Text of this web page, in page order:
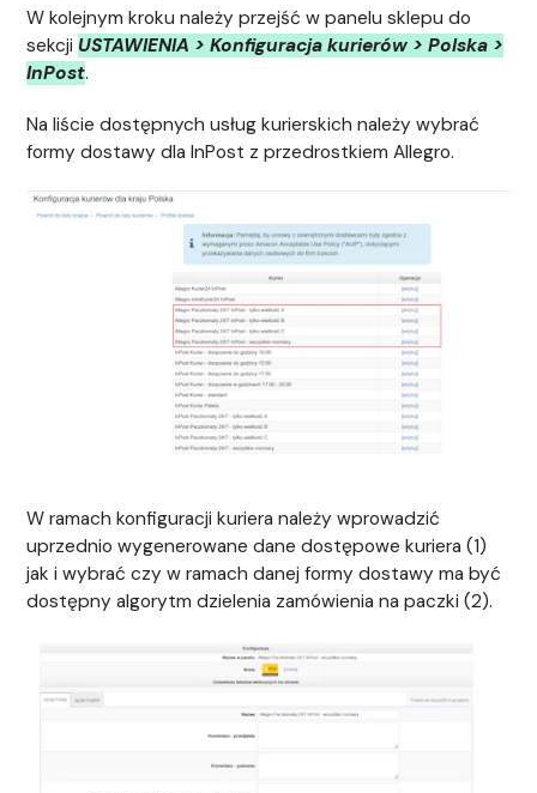
W kolejnym kroku należy przejść w panelu sklepu do
sekcji USTAWIENIA > Konfiguracja kurierów > Polska >
InPost.
Na liście dostępnych usług kurierskich należy wybrać
formy dostawy dla InPost z przedrostkiem Allegro.
W ramach konfiguracji kuriera należy wprowadzić
uprzednio wygenerowane dane dostępowe kuriera (1)
jak i wybrać czy w ramach danej formy dostawy ma być
dostępny algorytm dzielenia zamówienia na paczki (2).